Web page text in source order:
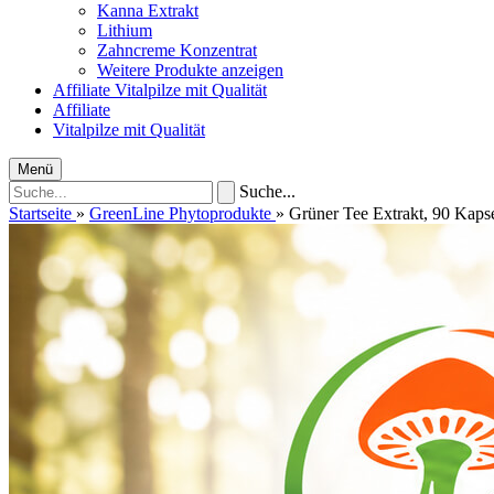
Kanna Extrakt
Lithium
Zahncreme Konzentrat
Weitere Produkte anzeigen
Affiliate Vitalpilze mit Qualität
Affiliate
Vitalpilze mit Qualität
Menü
Suche...
Startseite » GreenLine Phytoprodukte » Grüner Tee Extrakt, 90